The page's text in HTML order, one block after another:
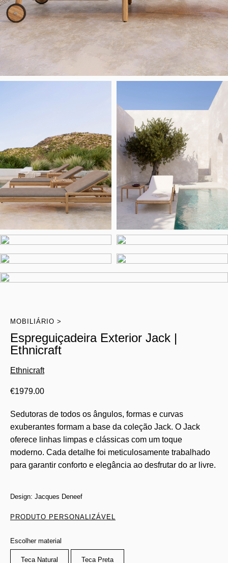
MOBILIÁRIO
Espreguiçadeira Exterior Jack |
Ethnicraft
Ethnicraft
€1979.00
Sedutoras de todos os ângulos, formas e curvas
exuberantes formam a base da coleção Jack. O Jack
oferece linhas limpas e clássicas com um toque
moderno. Cada detalhe foi meticulosamente trabalhado
para garantir conforto e elegância ao desfrutar do ar livre.
Design: Jacques Deneef
PRODUTO PERSONALIZÁVEL
Escolher material
Teca Natural Teca Preta